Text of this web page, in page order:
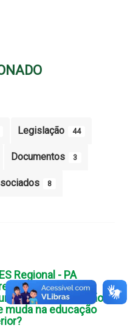
Legislação 44
Documentos 3
8
Regional - PA
9.235 e novos
de avaliação -
muda na educação